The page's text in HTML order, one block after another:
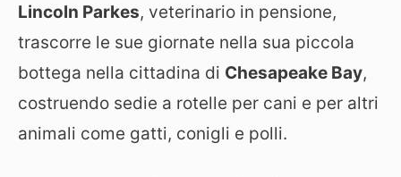
Lincoln Parkes, veterinario in pensione,
trascorre le sue giornate nella sua piccola
bottega nella cittadina di Chesapeake Bay,
costruendo sedie a rotelle per cani e per altri
animali come gatti, conigli e polli.